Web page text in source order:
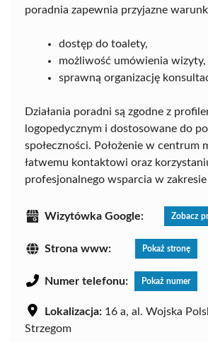
poradnia zapewnia przyjazne
dostęp do toalety,
możliwość umówienia wizyty,
sprawną organizację
Działania poradni są zgodne z
logopedycznym i dostosowane do
społeczności. Położenie w centrum
łatwemu kontaktowi oraz
profesjonalnego wsparcia w
Wizytówka Google: Zobacz
Strona www: Pokaż stronę
Numer telefonu: Pokaż numer
Lokalizacja: 16 a, al. Wojska
Strzegom